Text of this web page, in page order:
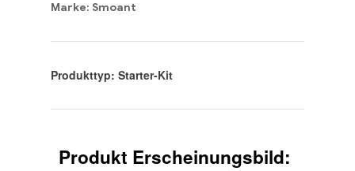
Marke: Smoant
Produkttyp: Starter-Kit
Produkt Erscheinungsbild: